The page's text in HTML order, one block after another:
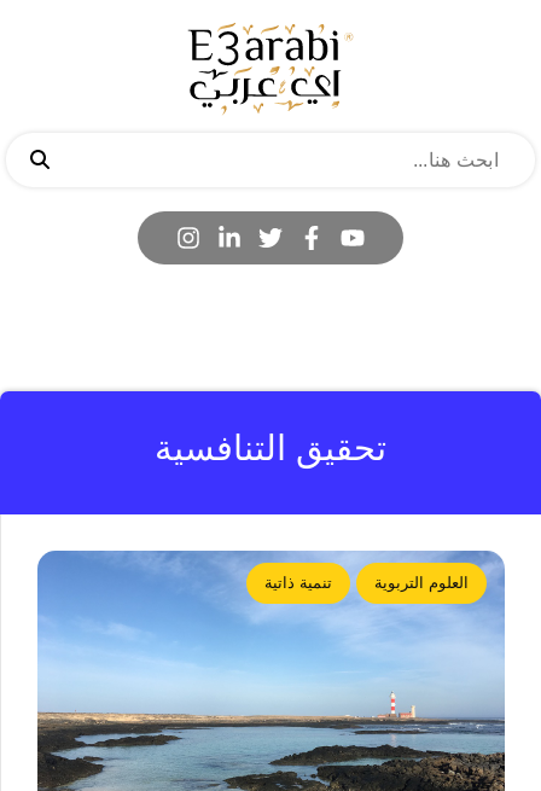
تحقيق التنافسية
العلوم التربوية تنمية ذاتية